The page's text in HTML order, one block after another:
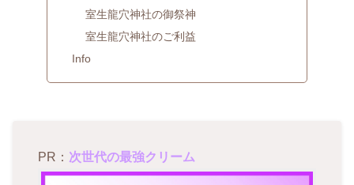
室生龍穴神社の御祭神
室生龍穴神社のご利益
Info
PR： 次世代の最強クリーム